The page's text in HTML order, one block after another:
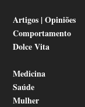
Artigos | Opiniões
Comportamento
Dolce Vita
Medicina
Saúde
Mulher